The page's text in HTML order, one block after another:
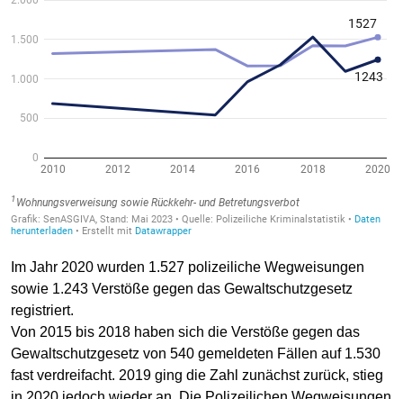
Im Jahr 2020 wurden 1.527 polizeiliche Wegweisungen
sowie 1.243 Verstöße gegen das Gewaltschutzgesetz
registriert.
Von 2015 bis 2018 haben sich die Verstöße gegen das
Gewaltschutzgesetz von 540 gemeldeten Fällen auf 1.530
fast verdreifacht. 2019 ging die Zahl zunächst zurück, stieg